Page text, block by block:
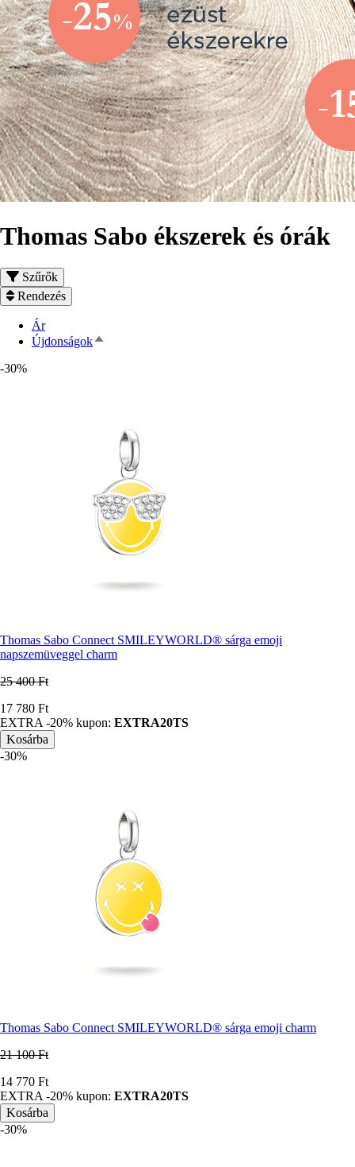
Thomas Sabo ékszerek és órák
Szűrők
Rendezés
Ár
ÚjdonságokCsökkenő
-30%
Thomas Sabo Connect SMILEYWORLD® sárga emoji
napszemüveggel charm
25 400 Ft
Ár
17 780 Ft
EXTRA -20% kupon: EXTRA20TS
-30%
Thomas Sabo Connect SMILEYWORLD® sárga emoji charm
21 100 Ft
Ár
14 770 Ft
EXTRA -20% kupon: EXTRA20TS
-30%